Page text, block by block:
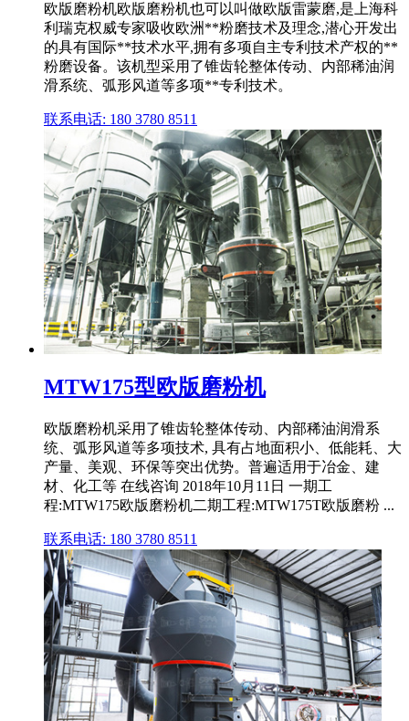
欧版磨粉机欧版磨粉机也可以叫做欧版雷蒙磨,是上海科
利瑞克权威专家吸收欧洲**粉磨技术及理念,潜心开发出
的具有国际**技术水平,拥有多项自主专利技术产权的**
粉磨设备。该机型采用了锥齿轮整体传动、内部稀油润
滑系统、弧形风道等多项**专利技术。
联系电话: 180 3780 8511
MTW175型欧版磨粉机
欧版磨粉机采用了锥齿轮整体传动、内部稀油润滑系
统、弧形风道等多项技术, 具有占地面积小、低能耗、大
产量、美观、环保等突出优势。普遍适用于冶金、建
材、化工等 在线咨询 2018年10月11日 一期工
程:MTW175欧版磨粉机二期工程:MTW175T欧版磨粉 ...
联系电话: 180 3780 8511